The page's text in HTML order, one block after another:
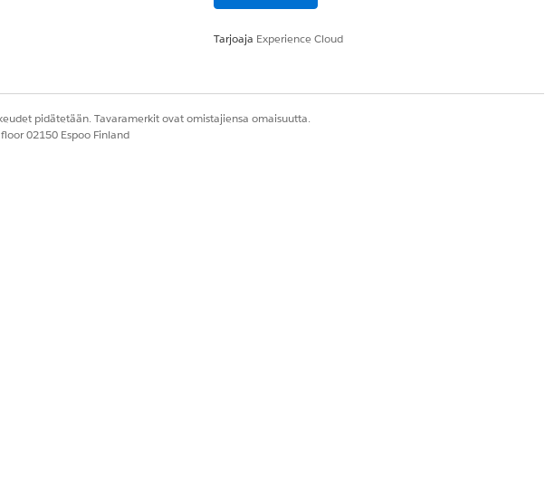
Tarjoaja Experience Cloud
pidätetään. Tavaramerkit ovat omistajiensa omaisuutta.
02150 Espoo Finland